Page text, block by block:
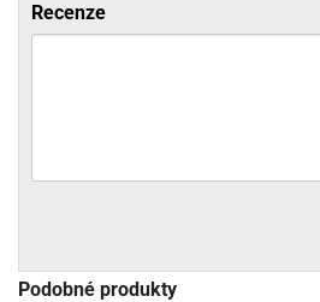
Recenze
Podobné produkty